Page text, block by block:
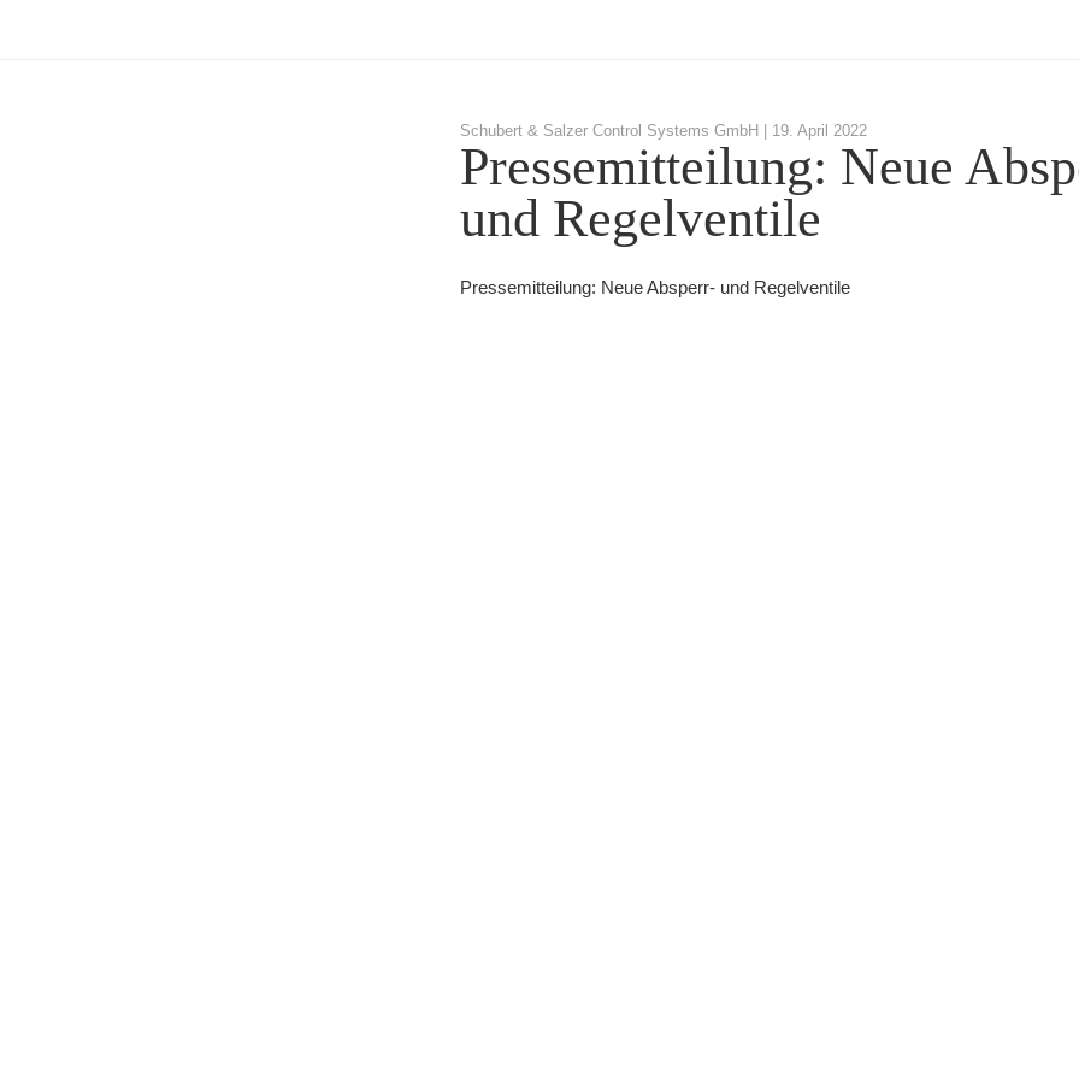
Schubert & Salzer Control Systems GmbH | 19. April 2022
Pressemitteilung: Neue
und Regelventile
Pressemitteilung: Neue Absperr- und Regelventile